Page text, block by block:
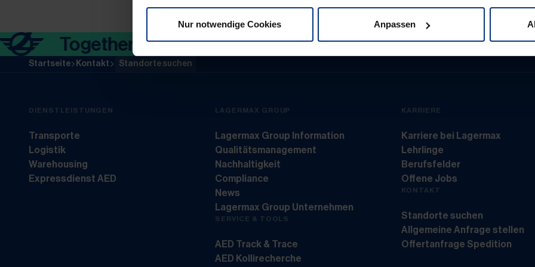
Nur notwendige Cookies Anpassen
Together in motion. Together in motion.
Startseite Kontakt Standorte suchen
DIENSTLEISTUNGEN
Transporte
Logistik
Warehousing
Expressdienst AED
LAGERMAX GROUP
Lagermax Group Information
Qualitätsmanagement
Nachhaltigkeit
Compliance
News
Lagermax Group Unternehmen
SERVICE & TOOLS
AED Track & Trace
AED Kollirecherche
KARRIERE
Karriere bei Lagermax
Lehrlinge
Berufsfelder
Offene Jobs
KONTAKT
Standorte suchen
Allgemeine Anfrage stellen
Offertanfrage Spedition